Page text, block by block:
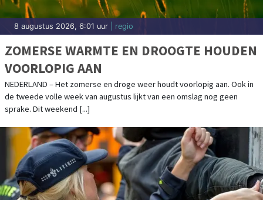
8 augustus 2026, 6:01 uur | regio
ZOMERSE WARMTE EN DROOGTE HOUDEN
VOORLOPIG AAN
NEDERLAND – Het zomerse en droge weer houdt voorlopig aan. Ook in
de tweede volle week van augustus lijkt van een omslag nog geen
sprake. Dit weekend [...]